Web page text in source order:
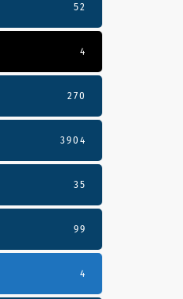
52
4
270
3904
35
99
4